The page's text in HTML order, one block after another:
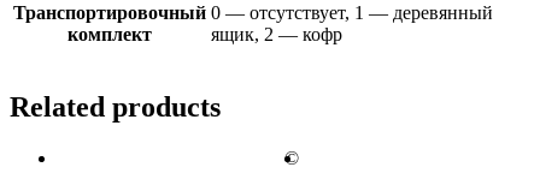
Транспортировочный
комплект
0 — отсутствует, 1 — деревянный
ящик, 2 — кофр
Related products
©